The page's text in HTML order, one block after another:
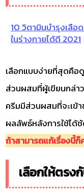
10 วิตามินบำรุงเลือ
ในร่างกายได้ดี 2021
เลือกแบบง่ายที่สุดคือ
ส่วนผสมที่ผู้เขียนกล่า
ครีมมีส่วนผสมที่จะเข้า
ผลลัพธ์หลังการใช้ได้
ถ้าสามารถแก้เรื่องนี้
เลือกให้ตร